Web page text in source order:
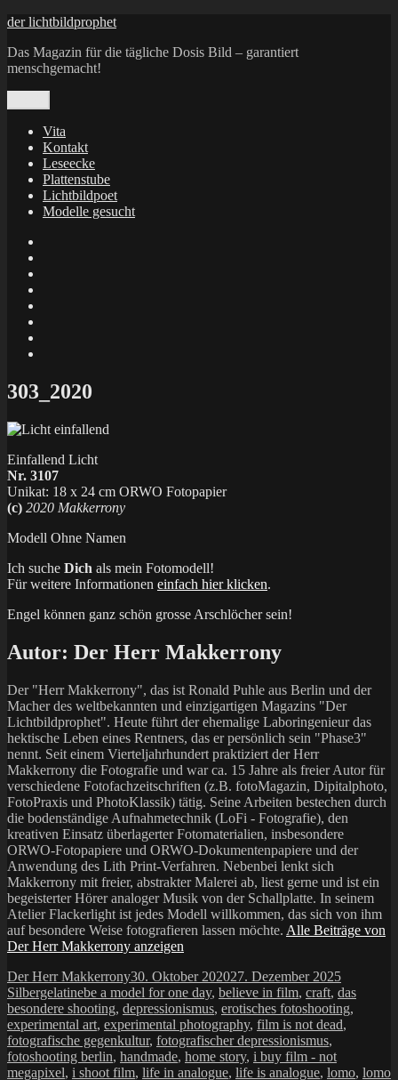
Zum
springen
der lichtbildprophet
Das Magazin für die tägliche Dosis Bild – garantiert
menschgemacht!
Vita
Kontakt
Leseecke
Plattenstube
Lichtbildpoet
Modelle gesucht
X
303_2020
Einfallend Licht
Nr. 3107
Unikat: 18 x 24 cm ORWO Fotopapier
(c) 2020 Makkerrony
Modell Ohne Namen
Ich suche Dich als mein Fotomodell!
Für weitere Informationen einfach hier klicken.
Engel können ganz schön grosse Arschlöcher sein!
Autor: Der Herr Makkerrony
Der "Herr Makkerrony", das ist Ronald Puhle aus Berlin und der
Macher des weltbekannten und einzigartigen Magazins "Der
Lichtbildprophet". Heute führt der ehemalige Laboringenieur das
hektische Leben eines Rentners, das er persönlich sein "Phase3"
nennt. Seit einem Vierteljahrhundert praktiziert der Herr
Makkerrony die Fotografie und war ca. 15 Jahre als freier Autor für
verschiedene Fotofachzeitschriften (z.B. fotoMagazin, Dipitalphoto,
FotoPraxis und PhotoKlassik) tätig. Seine Arbeiten bestechen durch
die bodenständige Aufnahmetechnik (LoFi - Fotografie), den
kreativen Einsatz überlagerter Fotomaterialien, insbesondere
ORWO-Fotopapiere und ORWO-Dokumentenpapiere und der
Anwendung des Lith Print-Verfahren. Nebenbei lenkt sich
Makkerrony mit freier, abstrakter Malerei ab, liest gerne und ist ein
begeisterter Hörer analoger Musik von der Schallplatte. In seinem
Atelier Flackerlight ist jedes Modell willkommen, das sich von ihm
auf besondere Weise fotografieren lassen möchte. Alle Beiträge von
Der Herr Makkerrony anzeigen
Autor
Der Herr MakkerronyVeröffentlicht
am
30. Oktober 202027. Dezember 2025
SilbergelatineSchlagwörter
be a model for one day, believe in film, craft, das
besondere shooting, depressionismus, erotisches fotoshooting,
experimental art, experimental photography, film is not dead,
fotografische gegenkultur, fotografischer depressionismus,
fotoshooting berlin, handmade, home story, i buy film - not
megapixel, i shoot film, life in analogue, life is analogue, lomo, lomo